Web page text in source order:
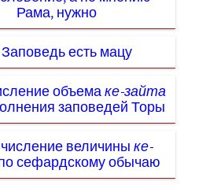
Рама, нужно
Заповедь есть мацу
объемаке-зайта
заповедей Торы
величины ке-
сефардскому обычаю